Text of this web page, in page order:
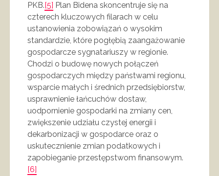
PKB.[5] Plan Bidena skoncentruje się na
czterech kluczowych filarach w celu
ustanowienia zobowiązań o wysokim
standardzie, które pogłębią zaangażowanie
gospodarcze sygnatariuszy w regionie.
Chodzi o budowę nowych połączeń
gospodarczych między państwami regionu,
wsparcie małych i średnich przedsiębiorstw,
usprawnienie łańcuchów dostaw,
uodpornienie gospodarki na zmiany cen,
zwiększenie udziału czystej energii i
dekarbonizacji w gospodarce oraz o
uskutecznienie zmian podatkowych i
zapobieganie przestępstwom finansowym.
[6]